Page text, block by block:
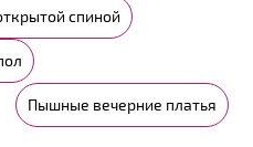
спиной
Пышные вечерние платья